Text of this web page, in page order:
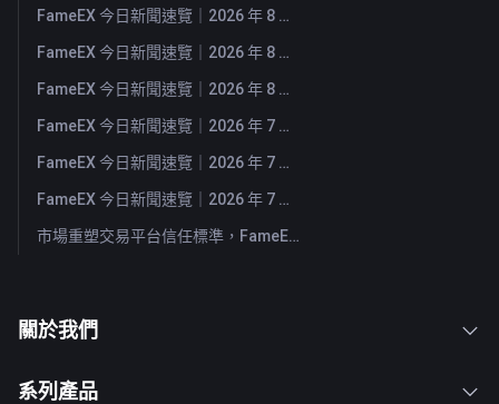
FameEX 今日新聞速覽｜2026 年 8 月 5 日
FameEX 今日新聞速覽｜2026 年 8 月 4 日
FameEX 今日新聞速覽｜2026 年 8 月 3 日
FameEX 今日新聞速覽｜2026 年 7 月 31 日
FameEX 今日新聞速覽｜2026 年 7 月 30 日
FameEX 今日新聞速覽｜2026 年 7 月 29 日
市場重塑交易平台信任標準，FameEX 以八年穩健營運持續服務全球用戶
關於我們
系列產品